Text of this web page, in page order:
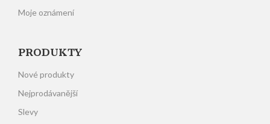
Moje oznámení
PRODUKTY
Nové produkty
Nejprodávanější
Slevy